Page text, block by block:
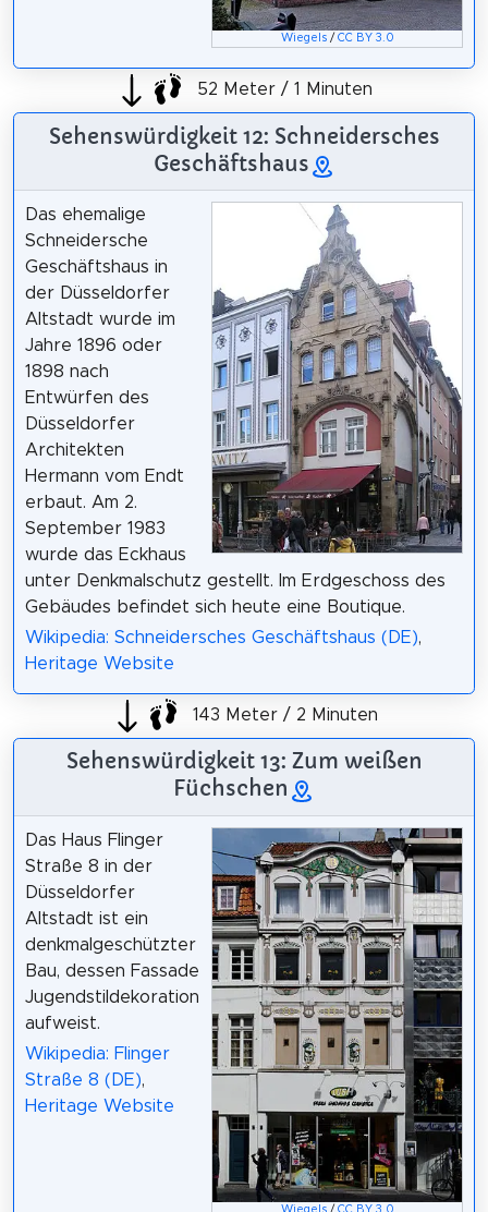
Wiegels/ CC BY 3.0
52 Meter / 1 Minuten
Sehenswürdigkeit 12: Schneidersches
Geschäftshaus
Das ehemalige
Schneidersche
Geschäftshaus in
der Düsseldorfer
Altstadt wurde im
Jahre 1896 oder
1898 nach
Entwürfen des
Düsseldorfer
Architekten
Hermann vom Endt
erbaut. Am 2.
September 1983
wurde das Eckhaus
unter Denkmalschutz gestellt. Im Erdgeschoss des
Gebäudes befindet sich heute eine Boutique.
Wikipedia: Schneidersches Geschäftshaus (DE),
Heritage Website
143 Meter / 2 Minuten
Sehenswürdigkeit 13: Zum weißen
Füchschen
Wiegels/ CC BY 3.0
Das Haus Flinger
Straße 8 in der
Düsseldorfer
Altstadt ist ein
denkmalgeschützter
Bau, dessen Fassade
Jugendstildekoration
aufweist.
Wikipedia: Flinger
Straße 8 (DE),
Heritage Website